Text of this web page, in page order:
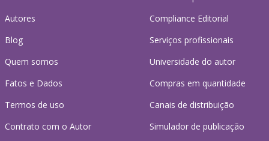
Autores
Blog
Quem somos
Fatos e Dados
Termos de uso
Contrato com o Autor
Compliance Editorial
Serviços profissionais
Universidade do autor
Compras em quantidade
Canais de distribuição
Simulador de publicação